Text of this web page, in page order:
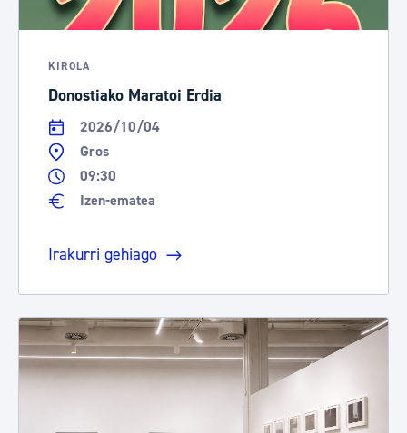
KIROLA
Donostiako Maratoi Erdia
2026/10/04
Gros
09:30
Izen-ematea
Irakurri gehiago